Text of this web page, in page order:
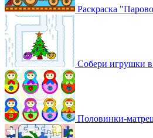
Раскраска
Собери игрушки в
Половинки-